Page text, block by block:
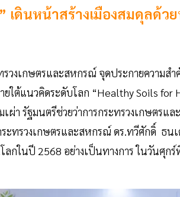
เดินหน้าสร้างเมืองสมดุลด้ว
งเกษตรและสหกรณ์ จุดประกายความส
ใต้แนวคิดระดับโลก “Healthy Soils
ผ่า รัฐมนตรีช่วยว่าการกระทรวงเกษตร
ะทรวงเกษตรและสหกรณ์ ดร.ทวีศักดิ์ ธ
ลกในปี 2568 อย่างเป็นทางการ ในวัน